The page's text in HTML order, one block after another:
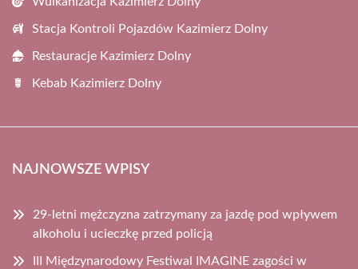
Stacja Kontroli Pojazdów Kazimierz Dolny
Restauracje Kazimierz Dolny
Kebab Kazimierz Dolny
NAJNOWSZE WPISY
29-letni mężczyzna zatrzymany za jazdę pod wpływem
alkoholu i ucieczkę przed policją
III Międzynarodowy Festiwal IMAGINE zagości w